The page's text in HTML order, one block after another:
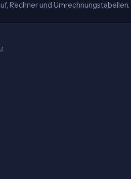
Rechner und Umrechnungstabellen.